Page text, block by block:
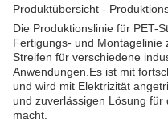
Produktübersicht -
Die Produktionslinie für PET-
Fertigungs- und Montagelinie
Streifen für verschiedene
Anwendungen.Es ist mit
und wird mit Elektrizität
und zuverlässigen Lösung für
macht.